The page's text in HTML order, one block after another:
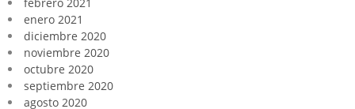
enero 2021
diciembre 2020
noviembre 2020
octubre 2020
septiembre 2020
agosto 2020